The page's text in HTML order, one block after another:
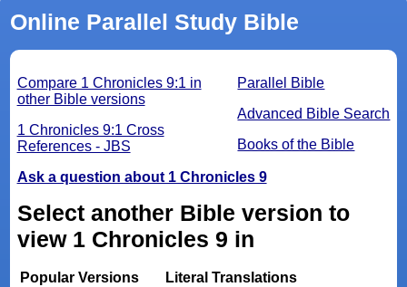
Online Parallel Study Bible
Parallel Bible
Advanced Bible Search
Books of the Bible
Compare 1 Chronicles 9:1 in
other Bible versions
1 Chronicles 9:1 Cross
References - JBS
Ask a question about 1 Chronicles 9
Select another Bible version to
view 1 Chronicles 9 in
Popular Versions
Literal Translations